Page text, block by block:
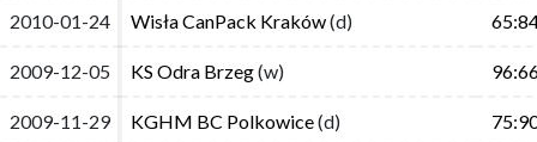
2010-01-24 Wisła CanPack Kraków(d) 65:84
2009-12-05 KS Odra Brzeg(w) 96:66
2009-11-29 KGHM BC Polkowice(d) 75:90
2010-01-24 Wisła CanPack Kraków(d)
2009-12-05 KS Odra Brzeg(w)
2009-11-29 KGHM BC Polkowice(d)